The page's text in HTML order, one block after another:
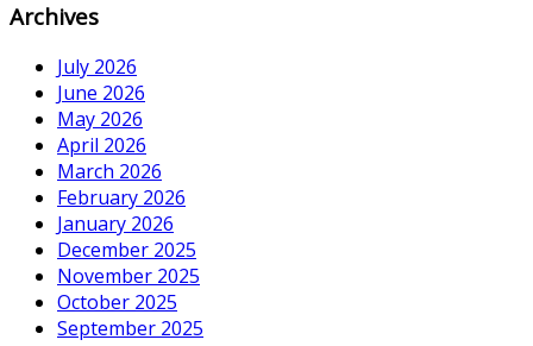
Archives
July 2026
June 2026
May 2026
April 2026
March 2026
February 2026
January 2026
December 2025
November 2025
October 2025
September 2025